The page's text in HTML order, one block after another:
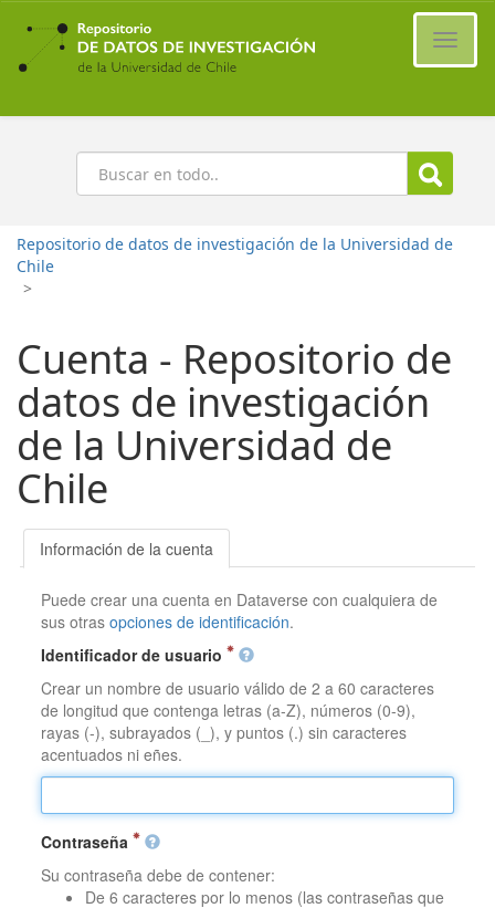
Ir
contenido
principal
Buscar
Repositorio de datos de investigación de la Universidad de
Chile
>
Cuenta - Repositorio de
datos de investigación
de la Universidad de
Chile
Información de la cuenta
Puede crear una cuenta en Dataverse con cualquiera de
sus otrasopciones de identificación.
Identificador de usuario
Crear un nombre de usuario válido de 2 a 60 caracteres
de longitud que contenga letras (a-Z), números (0-9),
rayas (-), subrayados (_), y puntos (.) sin caracteres
acentuados ni eñes.
Contraseña
Su contraseña debe de contener:
De 6 caracteres por lo menos (las contraseñas que